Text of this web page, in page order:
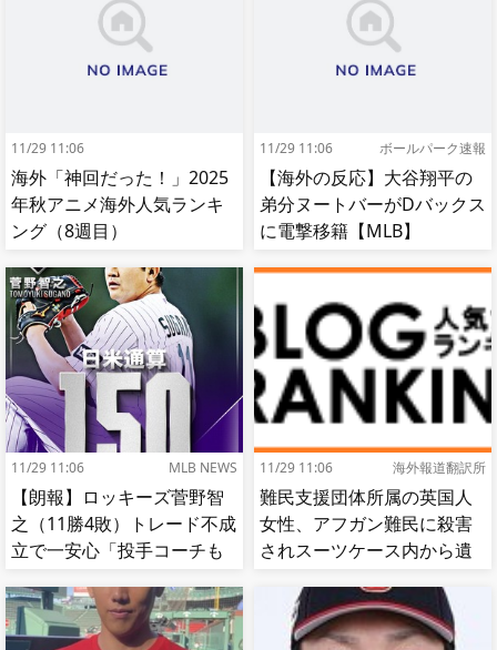
11/29 11:06
海外「神回だった！」2025
年秋アニメ海外人気ランキ
ング（8週目）
11/29 11:06 ボールパーク速報
【海外の反応】大谷翔平の
弟分ヌートバーがDバックス
に電撃移籍【MLB】
11/29 11:06 MLB NEWS
【朗報】ロッキーズ菅野智
之（11勝4敗）トレード不成
立で一安心「投手コーチも
11/29 11:06 海外報道翻訳所
難民支援団体所属の英国人
女性、アフガン難民に殺害
されスーツケース内から遺